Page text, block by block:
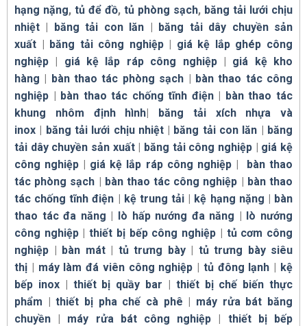
hạng nặng, tủ để đồ, tủ phòng sạch, băng tải lưới chịu
nhiệt | băng tải con lăn | băng tải dây chuyền sản
xuất | băng tải công nghiệp| giá kệ lắp ghép công
nghiệp | giá kệ lắp ráp công nghiệp| giá kệ kho
hàng | bàn thao tác phòng sạch | bàn thao tác công
nghiệp | bàn thao tác chống tĩnh điện| bàn thao tác
khung nhôm định hình| băng tải xích nhựa và
inox | băng tải lưới chịu nhiệt| băng tải con lăn | băng
tải dây chuyền sản xuất| băng tải công nghiệp | giá kệ
công nghiệp | giá kệ lắp ráp công nghiệp| bàn thao
tác phòng sạch | bàn thao tác công nghiệp | bàn thao
tác chống tĩnh điện | kệ trung tải | kệ hạng nặng | bàn
thao tác đa năng | lò hấp nướng đa năng | lò nướng
công nghiệp|thiết bị bếp công nghiệp | tủ cơm công
nghiệp | bàn mát| tủ trưng bày| tủ trưng bày siêu
thị | máy làm đá viên công nghiệp | tủ đông lạnh | kệ
bếp inox| thiết bị quầy bar | thiết bị chế biến thực
phẩm |thiết bị pha chế cà phê | máy rửa bát băng
chuyền | máy rửa bát công nghiệp | thiết bị bếp